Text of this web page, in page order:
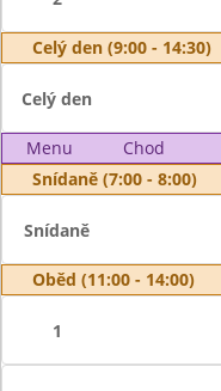
Celý den (9:00 - 14:30)
Celý den
Menu Chod
Snídaně (7:00 - 8:00)
Snídaně
Oběd (11:00 - 14:00)
1